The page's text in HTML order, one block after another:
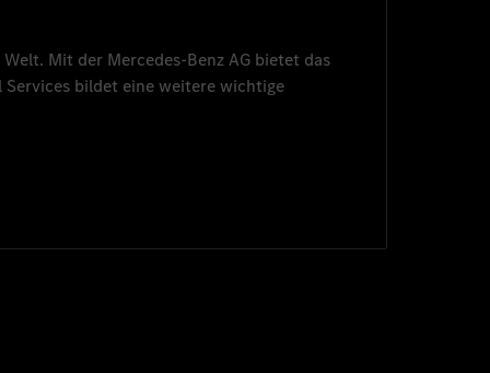
Mit der Mercedes-Benz AG bietet das
Services bildet eine weitere wichtige